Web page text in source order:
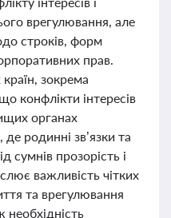
врегулювання, але
строків, форм
прав.
зокрема
конфлікти інтересів
органах
родинні зв’язки та
сумнів прозорість і
важливість чітких
та врегулювання
необхідність